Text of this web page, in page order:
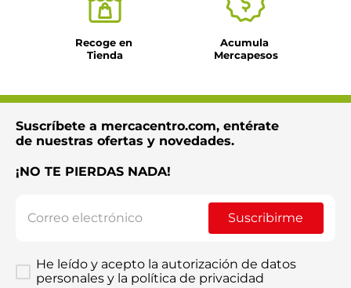
Recoge en
Tienda
Acumula
Mercapesos
Suscríbete a mercacentro.com, entérate
de nuestras ofertas y novedades.
¡NO TE PIERDAS NADA!
Suscribirme
He leído y acepto la autorización de datos
personales y la política de privacidad